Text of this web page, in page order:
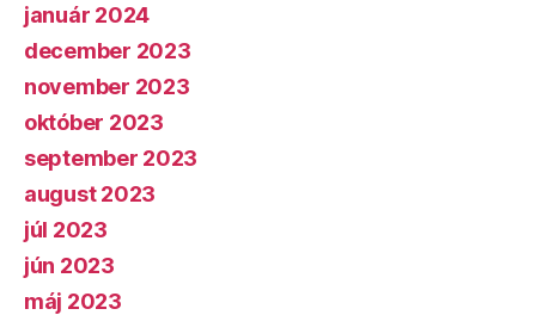
január 2024
december 2023
november 2023
október 2023
september 2023
august 2023
júl 2023
jún 2023
máj 2023